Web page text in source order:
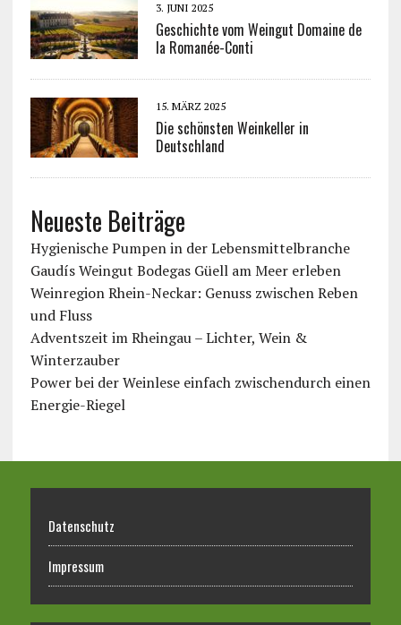
3. JUNI 2025
Geschichte vom Weingut Domaine de
la Romanée-Conti
15. MÄRZ 2025
Die schönsten Weinkeller in
Deutschland
Neueste Beiträge
Hygienische Pumpen in der Lebensmittelbranche
Gaudís Weingut Bodegas Güell am Meer erleben
Weinregion Rhein-Neckar: Genuss zwischen Reben
und Fluss
Adventszeit im Rheingau – Lichter, Wein &
Winterzauber
Power bei der Weinlese einfach zwischendurch einen
Energie-Riegel
Datenschutz
Impressum